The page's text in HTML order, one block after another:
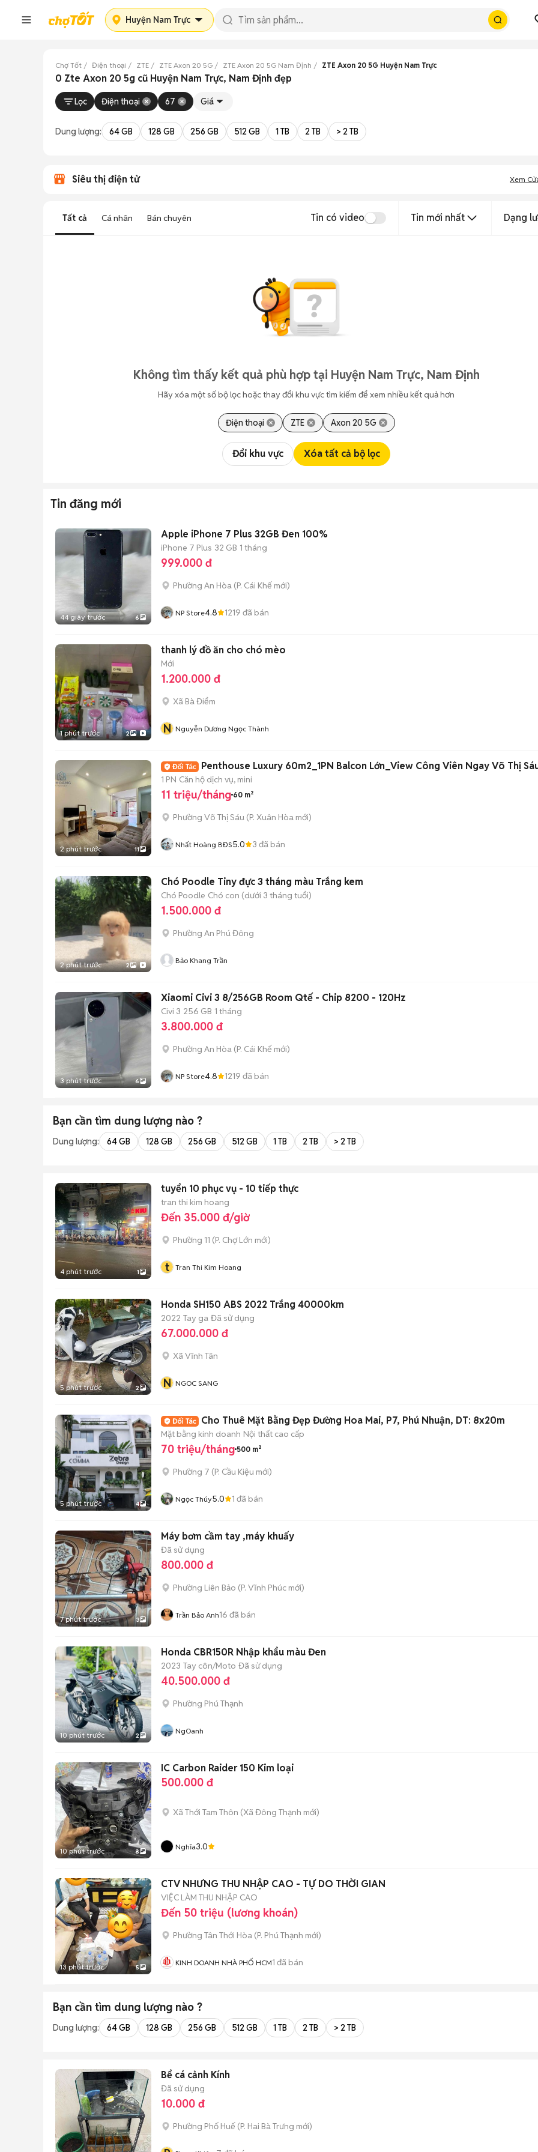
Huyện Nam Trực
Chợ Tốt Điện thoại ZTE ZTE Axon 20 5G ZTE Axon 20 5G Nam Định ZTE Axon 20 5G Huyện Nam Trực
0 Zte Axon 20 5g cũ Huyện Nam Trực, Nam Định đẹp
Lọc Điện thoại 67 Giá
Dung lượng: 64 GB 128 GB 256 GB 512 GB 1 TB 2 TB > 2 TB
Siêu thị điện tử Xem
Tất cả Cá nhân Bán chuyên Tin có video Tin mới nhất Dạng
Không tìm thấy kết quả phù hợp tại Huyện Nam Trực, Nam Định
Hãy xóa một số bộ lọc hoặc thay đổi khu vực tìm kiếm để xem nhiều kết quả hơn
Điện thoại ZTE Axon 20 5G
Đổi khu vực Xóa tất cả bộ lọc
Tin đăng mới
44 giây trước 6
Apple iPhone 7 Plus 32GB Đen 100%
iPhone 7 Plus 32 GB 1 tháng
999.000 đ
Phường An Hòa (P. Cái Khế mới)
NP Store4.8 1219 đã bán
1 phút trước 2
thanh lý đồ ăn cho chó mèo
Mới
1.200.000 đ
Xã Bà Điểm
N Nguyễn Dương Ngọc Thành
2 phút trước 11
Penthouse Luxury 60m2_1PN Balcon Lớn_View Công Viên Ngay Võ Thị
1 PN Căn hộ dịch vụ, mini
11 triệu/tháng 60 m²
Phường Võ Thị Sáu (P. Xuân Hòa mới)
Nhất Hoàng BĐS5.0 3 đã bán
2 phút trước 2
Chó Poodle Tiny đực 3 tháng màu Trắng kem
Chó Poodle Chó con (dưới 3 tháng tuổi)
1.500.000 đ
Phường An Phú Đông
Bảo Khang Trần
3 phút trước 6
Xiaomi Civi 3 8/256GB Room Qtế - Chip 8200 - 120Hz
Civi 3 256 GB 1 tháng
3.800.000 đ
Phường An Hòa (P. Cái Khế mới)
NP Store4.8 1219 đã bán
Bạn cần tìm dung lượng nào ?
Dung lượng: 64 GB 128 GB 256 GB 512 GB 1 TB 2 TB > 2 TB
4 phút trước 1
tuyển 10 phục vụ - 10 tiếp thực
tran thi kim hoang
Đến 35.000 đ/giờ
Phường 11 (P. Chợ Lớn mới)
t Tran Thi Kim Hoang
5 phút trước 2
Honda SH150 ABS 2022 Trắng 40000km
2022 Tay ga Đã sử dụng
67.000.000 đ
Xã Vĩnh Tân
N NGOC SANG
5 phút trước 4
Cho Thuê Mặt Bằng Đẹp Đường Hoa Mai, P7, Phú Nhuận, DT: 8x20m
Mặt bằng kinh doanh Nội thất cao cấp
70 triệu/tháng 500 m²
Phường 7 (P. Cầu Kiệu mới)
Ngọc Thúy5.0 1 đã bán
7 phút trước 3
Máy bơm cầm tay ,máy khuấy
Đã sử dụng
800.000 đ
Phường Liên Bảo (P. Vĩnh Phúc mới)
Trần Bảo Anh16 đã bán
10 phút trước 2
Honda CBR150R Nhập khẩu màu Đen
2023 Tay côn/Moto Đã sử dụng
40.500.000 đ
Phường Phú Thạnh
NgOanh
10 phút trước 8
IC Carbon Raider 150 Kim loại
500.000 đ
Xã Thới Tam Thôn (Xã Đông Thạnh mới)
Nghĩa3.0
13 phút trước 5
CTV NHƯNG THU NHẬP CAO - TỰ DO THỜI GIAN
VIỆC LÀM THU NHẬP CAO
Đến 50 triệu (lương khoán)
Phường Tân Thới Hòa (P. Phú Thạnh mới)
KINH DOANH NHÀ PHỐ HCM1 đã bán
Bạn cần tìm dung lượng nào ?
Dung lượng: 64 GB 128 GB 256 GB 512 GB 1 TB 2 TB > 2 TB
Bể cá cảnh Kính
Đã sử dụng
10.000 đ
Phường Phố Huế (P. Hai Bà Trưng mới)